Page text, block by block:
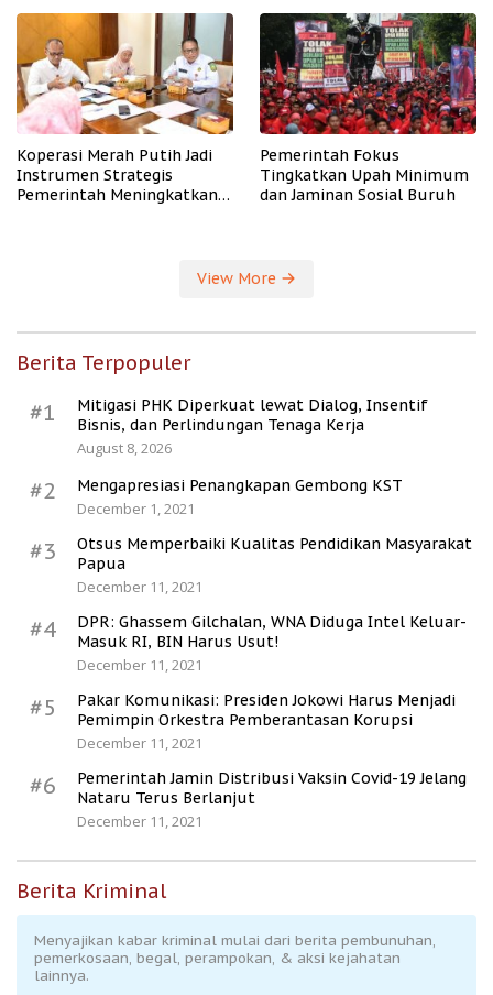
Koperasi Merah Putih Jadi
Instrumen Strategis
Pemerintah Meningkatkan
Pemerintah Fokus
Tingkatkan Upah Minimum
dan Jaminan Sosial Buruh
View More
Berita Terpopuler
#1
Mitigasi PHK Diperkuat lewat Dialog, Insentif
Bisnis, dan Perlindungan Tenaga Kerja
August 8, 2026
#2
Mengapresiasi Penangkapan Gembong KST
December 1, 2021
#3
Otsus Memperbaiki Kualitas Pendidikan Masyarakat
Papua
December 11, 2021
#4
DPR: Ghassem Gilchalan, WNA Diduga Intel Keluar-
Masuk RI, BIN Harus Usut!
December 11, 2021
#5
Pakar Komunikasi: Presiden Jokowi Harus Menjadi
Pemimpin Orkestra Pemberantasan Korupsi
December 11, 2021
#6
Pemerintah Jamin Distribusi Vaksin Covid-19 Jelang
Nataru Terus Berlanjut
December 11, 2021
Berita Kriminal
Menyajikan kabar kriminal mulai dari berita pembunuhan,
pemerkosaan, begal, perampokan, & aksi kejahatan
lainnya.